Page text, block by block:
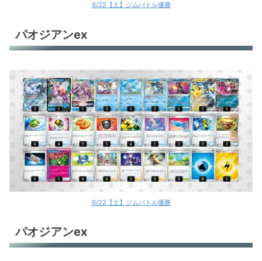
6/22【土】ジムバトル優勝
パオジアンex
6/22【土】ジムバトル優勝
パオジアンex